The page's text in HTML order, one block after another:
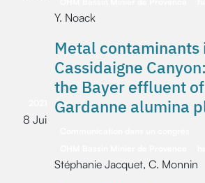
Y. Noack
8 Jui
Metal contaminants
Cassidaigne
the Bayer effluent
Gardanne alumina
Stéphanie Jacquet, C. Monnin